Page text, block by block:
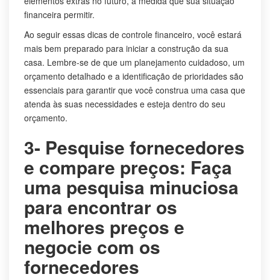
financeira permitir.
Ao seguir essas dicas de controle financeiro, você estará
mais bem preparado para iniciar a construção da sua
casa. Lembre-se de que um planejamento cuidadoso, um
orçamento detalhado e a identificação de prioridades são
essenciais para garantir que você construa uma casa que
atenda às suas necessidades e esteja dentro do seu
orçamento.
3- Pesquise fornecedores
e compare preços: Faça
uma pesquisa minuciosa
para encontrar os
melhores preços e
negocie com os
fornecedores